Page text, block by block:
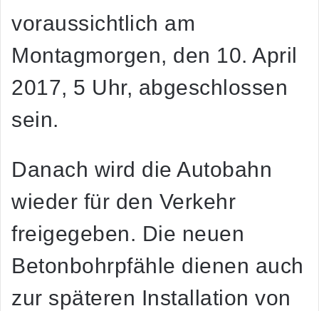
voraussichtlich am
Montagmorgen, den 10. April
2017, 5 Uhr, abgeschlossen
sein.
Danach wird die Autobahn
wieder für den Verkehr
freigegeben. Die neuen
Betonbohrpfähle dienen auch
zur späteren Installation von